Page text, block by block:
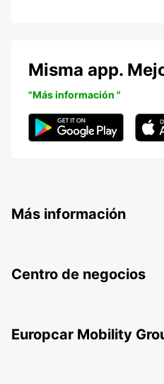
Misma app.
"Más información "
Más información
Centro de negocios
Europcar Mobility